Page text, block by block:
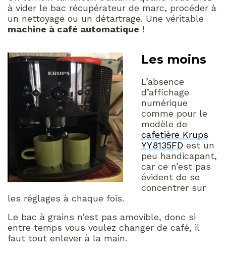
à vider le bac récupérateur de marc, procéder à
un nettoyage ou un détartrage. Une véritable
machine à café automatique !
Les moins
L’absence
d’affichage
numérique
comme pour le
modèle de
cafetière Krups
YY8135FD est un
peu handicapant,
car ce n’est pas
évident de se
concentrer sur
les réglages à chaque fois.
Le bac à grains n’est pas amovible, donc si
entre temps vous voulez changer de café, il
faut tout enlever à la main.